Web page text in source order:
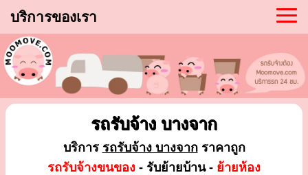
บริการของเรา
รถรับจ้าง บางจาก
บริการ รถรับจ้าง บางจากราคาถูก
รถรับจ้างขนของ - รับย้ายบ้าน - ย้ายห้อง